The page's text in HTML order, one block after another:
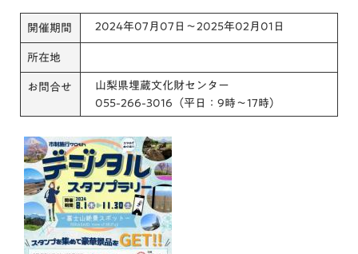
開催期間 2024年07月07日～2025年02月01日
所在地
お問合せ
山梨県埋蔵文化財センター
055-266-3016（平日：9時～17時）